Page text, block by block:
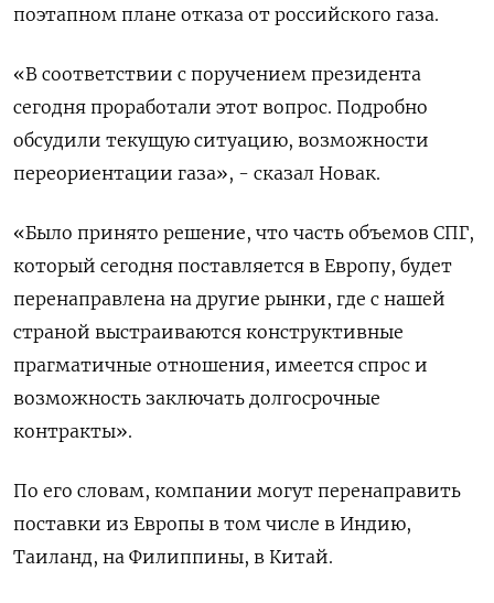
поэтапном плане отказа ‌от российского газа.
«В соответствии с поручением президента
сегодня проработали этот вопрос. Подробно ​
обсудили ​текущую ситуацию, ‌возможности
переориентации газа», - сказал Новак.
«Было принято ​решение, что часть объемов СПГ,
который сегодня поставляется в Европу, будет
перенаправлена на другие рынки, где с нашей
страной выстраиваются конструктивные
прагматичные отношения, имеется ​спрос ⁠и
возможность заключать долгосрочные
контракты».
По его словам, компании ‌могут перенаправить
поставки из Европы ‌в том числе в Индию,
Таиланд, ​на Филиппины, в Китай.